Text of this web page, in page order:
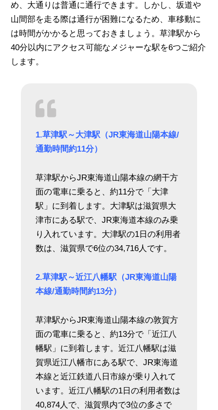
め、大通りは普通に通行できます。しかし、坂道や
山間部を走る際は通行が困難になるため、車移動に
は時間がかかると思っておきましょう。草津駅から
40分以内にアクセス可能なメジャーな駅を6つご紹介
します。
1.草津駅～大津駅（JR東海道山陽本線/
通勤時間約11分）
草津駅からJR東海道山陽本線の網干方
面の電車に乗ると、約11分で「大津
駅」に到着します。大津駅は滋賀県大
津市にある駅で、JR東海道本線のみ乗
り入れています。大津駅の1日の利用者
数は、滋賀県で6位の34,716人です。
2.草津駅～近江八幡駅（JR東海道山陽
本線/通勤時間約13分）
草津駅からJR東海道山陽本線の敦賀方
面の電車に乗ると、約13分で「近江八
幡駅」に到着します。近江八幡駅は滋
賀県近江八幡市にある駅で、JR東海道
本線と近江鉄道八日市線が乗り入れて
います。近江八幡駅の1日の利用者数は
40,874人で、滋賀県内で3位の多さで